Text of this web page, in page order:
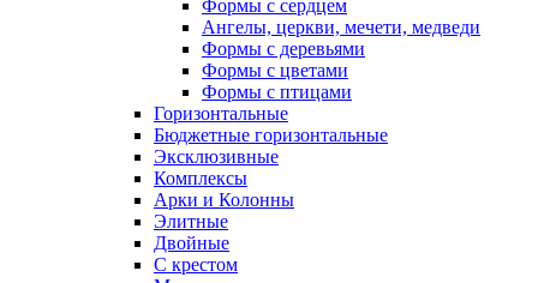
Формы с сердцем
Ангелы, церкви, мечети, медведи
Формы с деревьями
Формы с цветами
Формы с птицами
Горизонтальные
Бюджетные горизонтальные
Эксклюзивные
Комплексы
Арки и Колонны
Элитные
Двойные
С крестом